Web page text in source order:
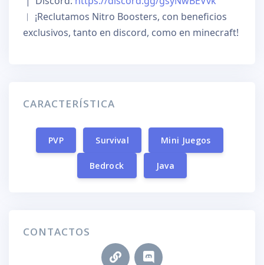
︱ ¡Reclutamos Nitro Boosters, con beneficios
exclusivos, tanto en discord, como en minecraft!
CARACTERÍSTICA
PVP Survival Mini Juegos
Bedrock Java
CONTACTOS